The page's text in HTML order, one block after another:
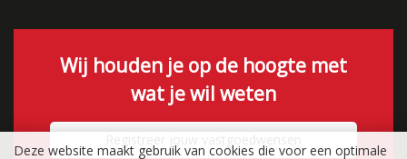
Wij houden je op de hoogte met
wat je wil weten
Deze website maakt gebruik van cookies die voor een optimale